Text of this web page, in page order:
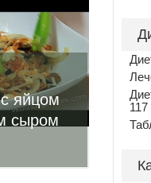
яйцом
сыром
117